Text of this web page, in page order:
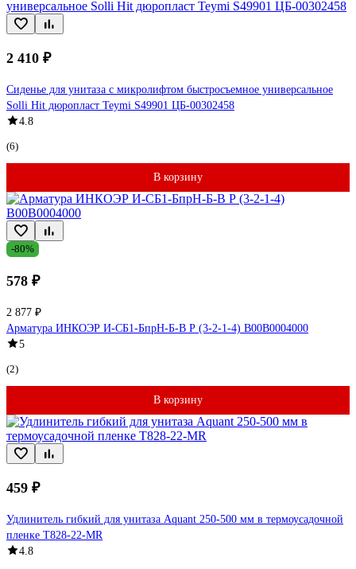
2 410 ₽
Сиденье для унитаза с микролифтом быстросъемное универсальное
Solli Hit дюропласт Teymi S49901 ЦБ-00302458
4.8
(6)
В корзину
-80%
578 ₽
2 877 ₽
Арматура ИНКОЭР И-СБ1-БпрН-Б-В Р (3-2-1-4) В00В0004000
5
(2)
В корзину
459 ₽
Удлинитель гибкий для унитаза Aquant 250-500 мм в термоусадочной
пленке T828-22-MR
4.8